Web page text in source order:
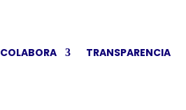
COLABORA TRANSPARENCIA